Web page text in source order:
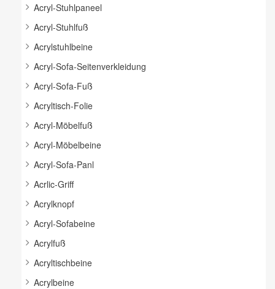
Acryl-Stuhlpaneel
Acryl-Stuhlfuß
Acrylstuhlbeine
Acryl-Sofa-Seitenverkleidung
Acryl-Sofa-Fuß
Acryltisch-Folie
Acryl-Möbelfuß
Acryl-Möbelbeine
Acryl-Sofa-Panl
Acrlic-Griff
Acrylknopf
Acryl-Sofabeine
Acrylfuß
Acryltischbeine
Acrylbeine